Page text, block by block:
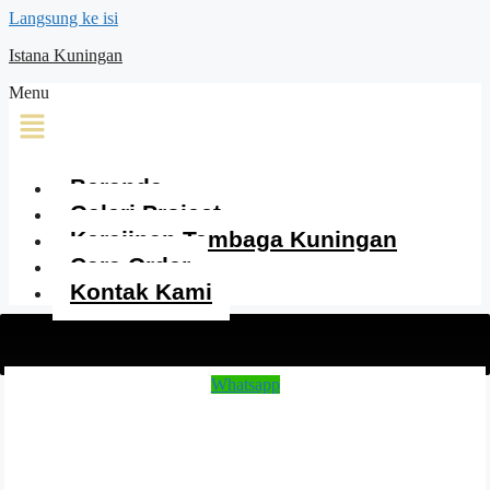
Langsung ke isi
Istana Kuningan
Menu
Beranda
Galeri Project
Kerajinan Tembaga Kuningan
Cara Order
Kontak Kami
Whatsapp